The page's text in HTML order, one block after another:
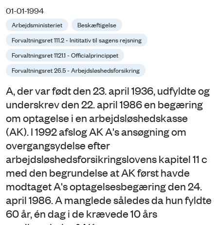
01-01-1994
Arbejdsministeriet
Beskæftigelse
Forvaltningsret 111.2 - Inititativ til sagens rejsning
Forvaltningsret 1121.1 - Officialprincippet
Forvaltningsret 26.5 - Arbejdsløshedsforsikring
A, der var født den 23. april 1936, udfyldte og
underskrev den 22. april 1986 en begæring
om optagelse i en arbejdsløshedskasse
(AK). I 1992 afslog AK A's ansøgning om
overgangsydelse efter
arbejdsløshedsforsikringslovens kapitel 11 c
med den begrundelse at AK først havde
modtaget A's optagelsesbegæring den 24.
april 1986. A manglede således da hun fyldte
60 år, én dag i de krævede 10 års